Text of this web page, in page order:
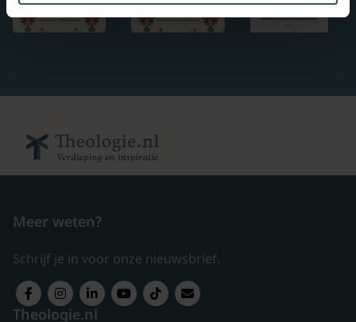
Meer weten?
Schrijf je in voor onze nieuwsbrief.
Theologie.nl